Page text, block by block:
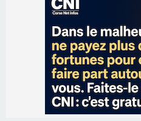
Les brèves
05/08/2026 09:53
Biguglia : messe de la
procession le 14 août
31/07/2026 08:24
Tennis - Début ce